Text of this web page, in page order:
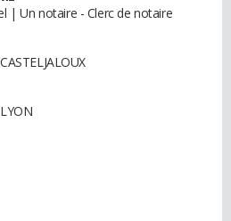
| Un notaire - Clerc de notaire